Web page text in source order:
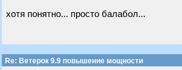
хотя понятно... просто балабол...
Re: Ветерок 9.9 повышение мощности